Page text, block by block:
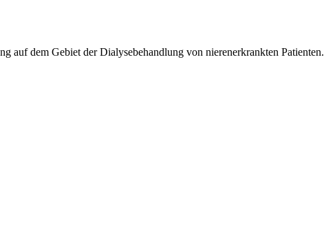
auf dem Gebiet der Dialysebehandlung von nierenerkrankten Patienten.